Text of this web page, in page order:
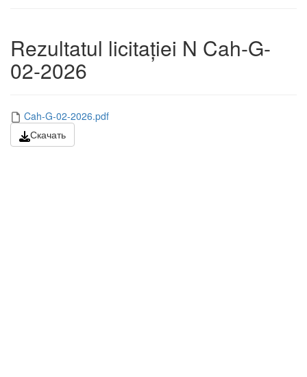
Rezultatul licitației N Cah-G-
02-2026
Cah-G-02-2026.pdf
Скачать